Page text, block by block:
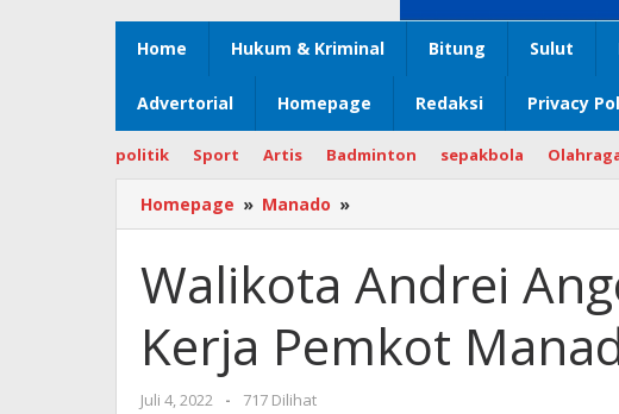
Home Hukum & Kriminal Bitung Sulut
Advertorial Homepage Redaksi Privacy
politik Sport Artis Badminton sepakbola
Homepage » Manado »
Andrei
Pimpin
Apel
Kerja
Pemkot
Walikota Andrei
Kerja Pemkot
Juli 4, 2022
oleh
-
717 Dilihat